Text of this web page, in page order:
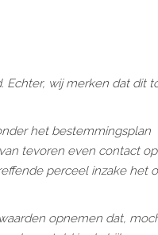
Echter, wij merken dat dit
het bestemmingsplan
tevoren even contact
perceel inzake het
opnemen dat,